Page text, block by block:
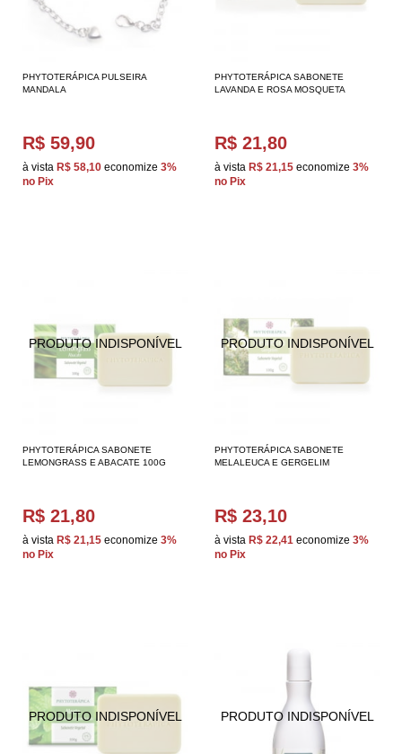
PHYTOTERÁPICA PULSEIRA
MANDALA
R$ 59,90
à vista R$ 58,10 economize 3%
no Pix
PHYTOTERÁPICA SABONETE
LAVANDA E ROSA MOSQUETA
R$ 21,80
à vista R$ 21,15 economize 3%
no Pix
PHYTOTERÁPICA SABONETE
LEMONGRASS E ABACATE 100G
R$ 21,80
à vista R$ 21,15 economize 3%
no Pix
PHYTOTERÁPICA SABONETE
MELALEUCA E GERGELIM
R$ 23,10
à vista R$ 22,41 economize 3%
no Pix